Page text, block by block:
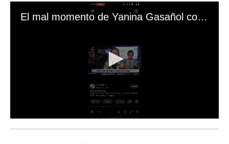
El mal momento de Yanina Gasañol con un hincha argentino en "Subrayado"
s